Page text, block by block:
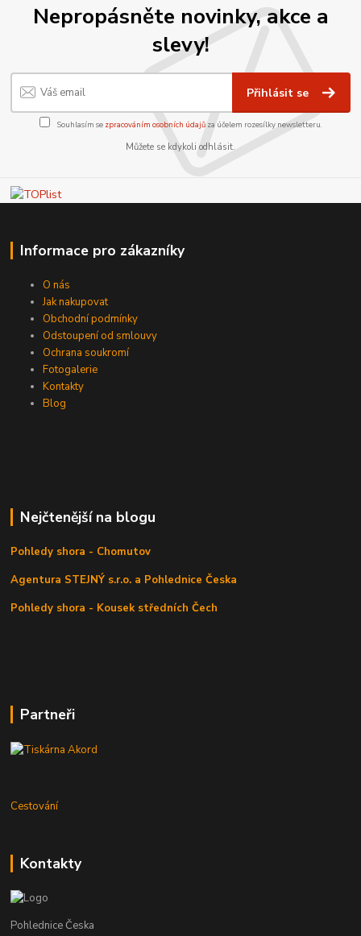
Nepropásněte novinky, akce a
slevy!
Přihlásit se
Souhlasím se zpracováním osobních údajůza účelem rozesílky newsletteru.
Můžete se kdykoli odhlásit.
Informace pro zákazníky
O nás
Jak nakupovat
Obchodní podmínky
Odstoupení od smlouvy
Ochrana soukromí
Fotogalerie
Kontakty
Blog
Nejčtenější na blogu
Pohledy shora - Chomutov
Agentura STEJNÝ s.r.o. a Pohlednice Česka
Pohledy shora - Kousek středních Čech
Partneři
Cestování
Kontakty
Pohlednice Česka